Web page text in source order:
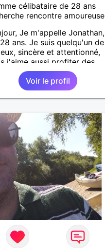
célibataire de 28 ans
rencontre amoureuse
Je m'appelle Jonathan,
ans. Je suis quelqu'un de
sincère et attentionné,
j'aime aussi profiter des
moments de la vie avec
et simplicité. J'apprécie
voyages, les découvertes,
vidéo et les moments
d'une personne
avec qui partager
belles expériences,
une relation sérieuse
sur la confiance, le
et la complicité. Si tu
les conversations
les fous rires et les
qui savent ce qu'elles
n'hésite pas à venir
Au plaisir de faire
!
Voir le profil